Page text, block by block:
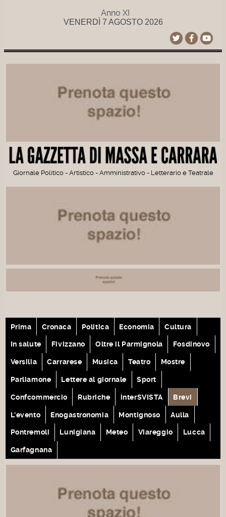
Anno XI
VENERDÌ 7 AGOSTO 2026
Giornale Politico - Artistico - Amministrativo - Letterario e Teatrale
Prima Cronaca Politica Economia Cultura
In salute Fivizzano Oltre il Parmignola Fosdinovo
Versilia Carrarese Musica Teatro Mostre
Parliamone Lettere al giornale Sport
Confcommercio Rubriche interSVISTA Brevi
L'evento Enogastronomia Montignoso Aulla
Pontremoli Lunigiana Meteo Viareggio Lucca
Garfagnana